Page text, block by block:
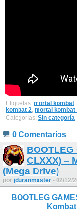
Etiquetas: mortal kombat,
kombat 2, mortal kombat
Categorías: Sin categoría
0 Comentarios
BOOTLEG
CLXXX) –
(Mega Drive)
por jduranmaster - 02/12/
BOOTLEG